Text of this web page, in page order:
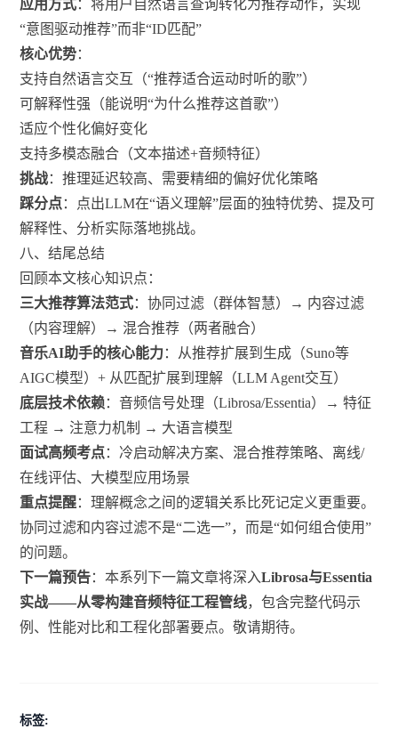
应用方式：将用户自然语言查询转化为推荐动作，实现
“意图驱动推荐”而非“ID匹配”
核心优势：
支持自然语言交互（“推荐适合运动时听的歌”）
可解释性强（能说明“为什么推荐这首歌”）
适应个性化偏好变化
支持多模态融合（文本描述+音频特征）
挑战：推理延迟较高、需要精细的偏好优化策略
踩分点：点出LLM在“语义理解”层面的独特优势、提及可
解释性、分析实际落地挑战。
八、结尾总结
回顾本文核心知识点：
三大推荐算法范式：协同过滤（群体智慧）→ 内容过滤
（内容理解）→ 混合推荐（两者融合）
音乐AI助手的核心能力：从推荐扩展到生成（Suno等
AIGC模型）+ 从匹配扩展到理解（LLM Agent交互）
底层技术依赖：音频信号处理（Librosa/Essentia）→ 特征
工程 → 注意力机制 → 大语言模型
面试高频考点：冷启动解决方案、混合推荐策略、离线/
在线评估、大模型应用场景
重点提醒：理解概念之间的逻辑关系比死记定义更重要。
协同过滤和内容过滤不是“二选一”，而是“如何组合使用”
的问题。
下一篇预告：本系列下一篇文章将深入Librosa与Essentia
实战——从零构建音频特征工程管线，包含完整代码示
例、性能对比和工程化部署要点。敬请期待。
标签: